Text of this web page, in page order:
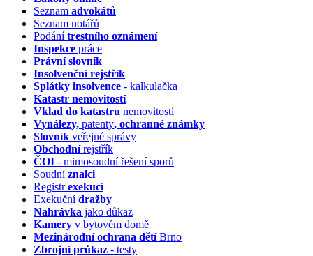
Seznam advokátů
Seznam notářů
Podánítrestního oznámení
Inspekce práce
Právní slovník
Insolvenčnírejstřík
Splátky insolvence - kalkulačka
Katastr nemovitostí
Vklad do katastru nemovitostí
Vynálezy, patenty, ochranné známky
Slovník veřejné správy
Obchodnírejstřík
ČOI - mimosoudní řešení sporů
Soudníznalci
Registrexekucí
Exekučnídražby
Nahrávka jako důkaz
Kamery v bytovém domě
Mezinárodní ochrana dětíBrno
Zbrojní průkaz - testy